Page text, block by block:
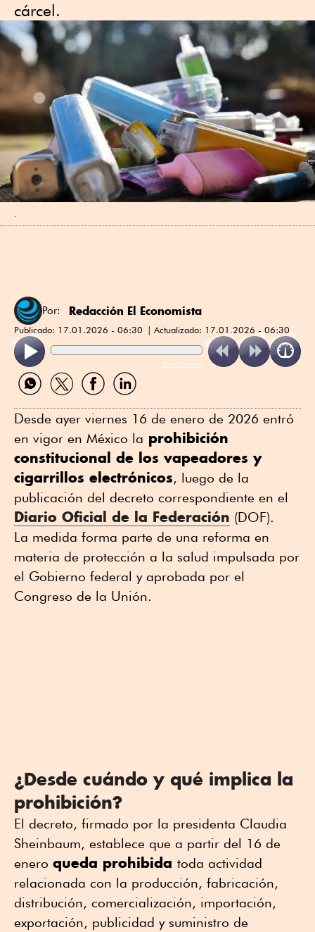
cárcel.
Por: Redacción El Economista
Publicado: 17.01.2026 - 06:30 Actualizado: 17.01.2026 - 06:30
ReadSpeaker
Compartir
por
Compartir
por
Compartir
por
Compartir
por
Desde ayer viernes 16 de enero de 2026 entró
en vigor en México la prohibición
constitucional de los vapeadores y
cigarrillos electrónicos, luego de la
publicación del decreto correspondiente en el
Diario Oficial de la Federación (DOF).
La medida forma parte de una reforma en
materia de protección a la salud impulsada por
el Gobierno federal y aprobada por el
Congreso de la Unión.
¿Desde cuándo y qué implica la
prohibición?
El decreto, firmado por la presidenta Claudia
Sheinbaum, establece que a partir del 16 de
enero queda prohibida toda actividad
relacionada con la producción, fabricación,
distribución, comercialización, importación,
exportación, publicidad y suministro de